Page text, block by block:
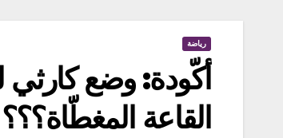
رياضة
أكّودة: وضع كارثي
القاعة المغطّاة؟؟؟